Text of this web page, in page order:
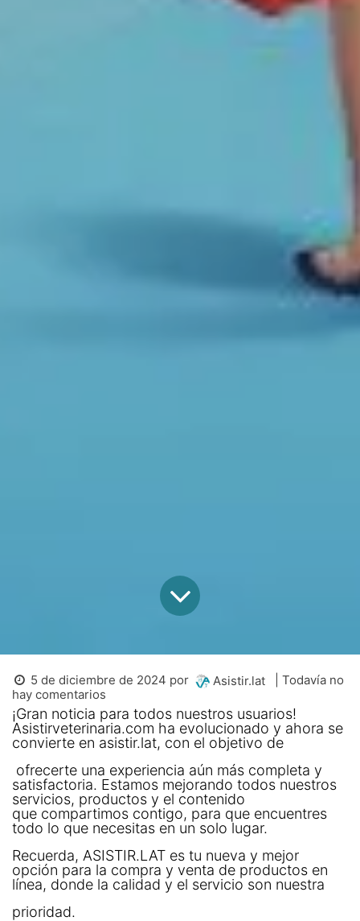
5 de diciembre de 2024 por Asistir.lat
| Todavía no
hay comentarios
¡Gran noticia para todos nuestros usuarios!
Asistirveterinaria.com ha evolucionado y ahora se
convierte en asistir.lat, con el objetivo de
ofrecerte una experiencia aún más completa y
satisfactoria. Estamos mejorando todos nuestros
servicios, productos y el contenido
que compartimos contigo, para que encuentres
todo lo que necesitas en un solo lugar.​
Recuerda, ASISTIR.LAT es tu nueva y mejor
opción para la compra y venta de productos en
línea, donde la calidad y el servicio son nuestra
prioridad.